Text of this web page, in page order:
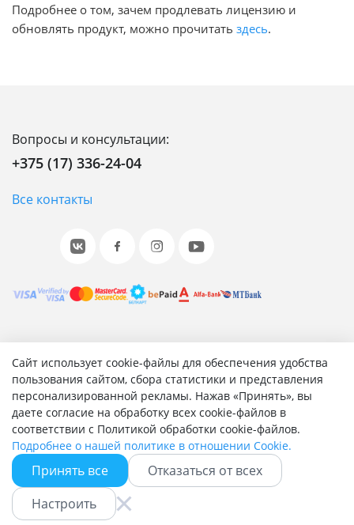
Сайт использует cookie-файлы для обеспечения удобства
пользования сайтом, сбора статистики и представления
персонализированной рекламы. Нажав «Принять», вы
даете согласие на обработку всех cookie-файлов в
соответствии с Политикой обработки cookie-файлов.
Подробнее о нашей политике в отношении Cookie.
Принять все
Отказаться от всех
Настроить
Подробнее о том, зачем продлевать лицензию и
обновлять продукт, можно прочитать здесь.
Вопросы и консультации:
+375 (17) 336-24-04
Все контакты
© 2001-2026 «Битрикс», «1С-Битрикс». Работает на 1С-
Битрикс: Управление сайтом.
Согласие на обработку персональных данных
Отзыв согласия на обработку персональных данных
Политика обработки персональных данных
Соглашение об использовании сайта